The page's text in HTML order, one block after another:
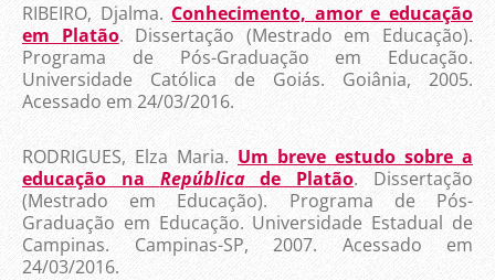
RIBEIRO, Djalma. Conhecimento, amor e educação
em Platão. Dissertação (Mestrado em Educação).
Programa de Pós-Graduação em Educação.
Universidade Católica de Goiás. Goiânia, 2005.
Acessado em 24/03/2016.
RODRIGUES, Elza Maria. Um breve estudo sobre a
educação na Repúblicade Platão. Dissertação
(Mestrado em Educação). Programa de Pós-
Graduação em Educação. Universidade Estadual de
Campinas. Campinas-SP, 2007. Acessado em
24/03/2016.